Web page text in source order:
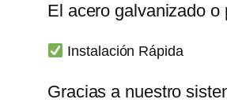
El acero galvanizado o
Instalación Rápida
Gracias a nuestro